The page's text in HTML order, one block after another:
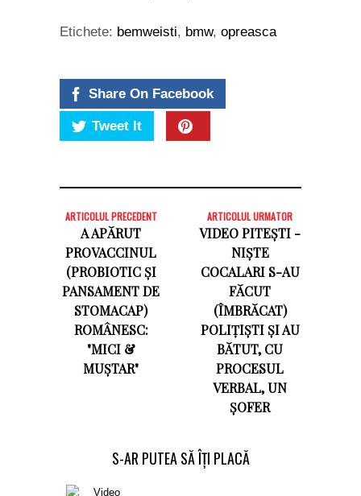
Etichete: bemweisti, bmw, opreasca
Share On Facebook
Tweet It
ARTICOLUL PRECEDENT
A APĂRUT
PROVACCINUL
(PROBIOTIC ȘI
PANSAMENT DE
STOMACAP)
ROMÂNESC:
"MICI &
MUȘTAR"
ARTICOLUL URMATOR
VIDEO PITEȘTI -
NIȘTE
COCALARI S-AU
FĂCUT
(ÎMBRĂCAT)
POLIȚIȘTI ȘI AU
BĂTUT, CU
PROCESUL
VERBAL, UN
ȘOFER
S-AR PUTEA SĂ ÎȚI PLACĂ